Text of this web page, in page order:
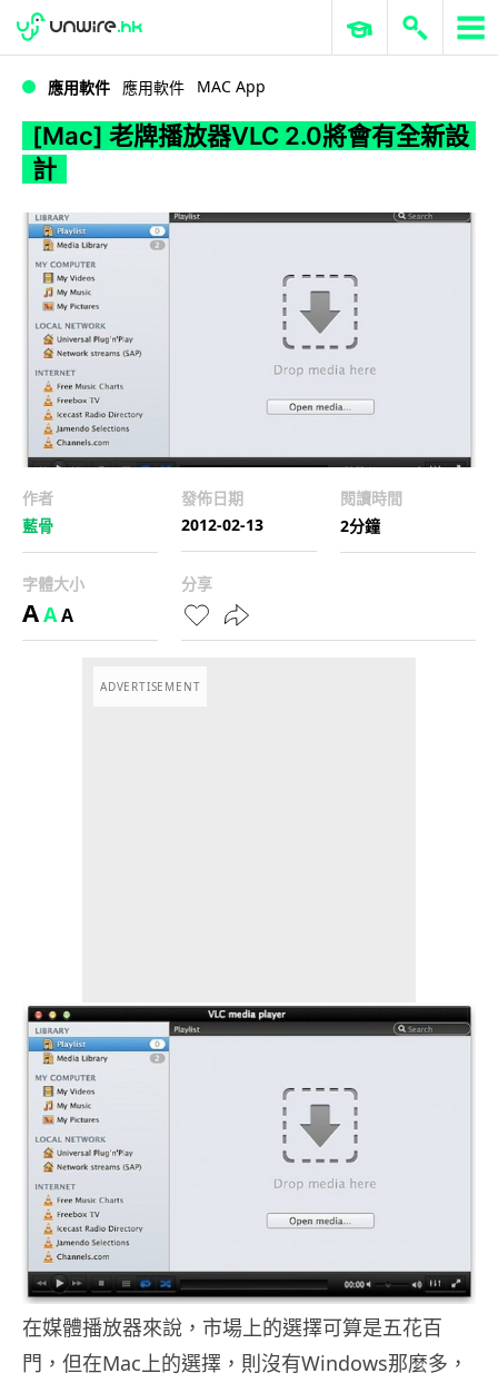
[Mac] 老牌播放器VLC 2.0將會有全新設計
WWDC 2026 ERP 與商業 AI
應用軟件 應用軟件 MAC App
[Mac] 老牌播放器VLC 2.0將會有全新設
計
作者
藍骨
發佈日期
2012-02-13
閱讀時間
2分鐘
字體大小
AAA
分享
ADVERTISEMENT
在媒體播放器來說，市場上的選擇可算是五花百
門，但在Mac上的選擇，則沒有Windows那麼多，